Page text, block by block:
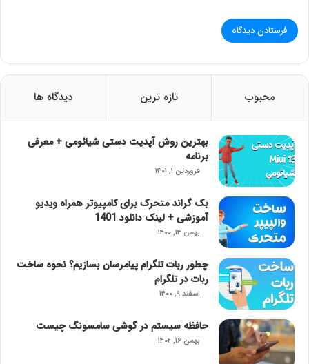
محبوب تازه ترین دیدگاه ها
بهترین روش آپدیت دستی شیائومی + معرفی
برنامه
فروردین ۱, ۱۴۰۱
بک گراند متحرک برای کامپیوتر همراه ویدیو
آموزشی + لینک دانلود 1401
بهمن ۱۴, ۱۴۰۰
چطور ربات تلگرام پیامرسان بسازیم؟ نحوه ساخت
ربات در تلگرام
اسفند ۹, ۱۴۰۰
حافظه سیستم در گوشی سامسونگ چیست
بهمن ۱۶, ۱۴۰۲